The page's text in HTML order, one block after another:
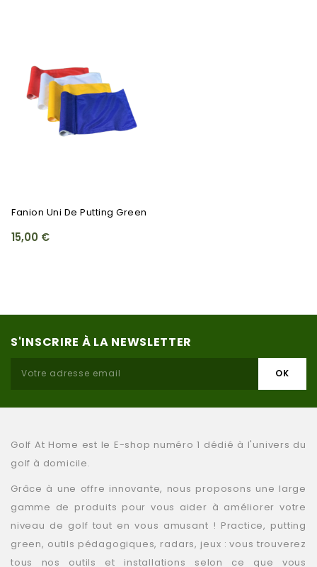
Fanion Uni De Putting Green
15,00 €
S'INSCRIRE À LA NEWSLETTER
Golf At Home est le E-shop numéro 1 dédié à l'univers du
golf à domicile.
Grâce à une offre innovante, nous proposons une large
gamme de produits pour vous aider à améliorer votre
niveau de golf tout en vous amusant ! Practice, putting
green, outils pédagogiques, radars, jeux : vous trouverez
tous nos outils et installations selon ce que vous